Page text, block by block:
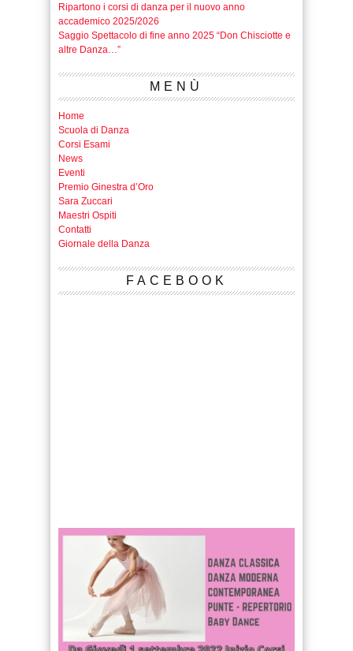
Ripartono i corsi di danza per il nuovo anno
accademico 2025/2026
Saggio Spettacolo di fine anno 2025 “Don Chisciotte e
altre Danza…”
MENÙ
Home
Scuola di Danza
Corsi Esami
News
Eventi
Premio Ginestra d’Oro
Sara Zuccari
Maestri Ospiti
Contatti
Giornale della Danza
FACEBOOK